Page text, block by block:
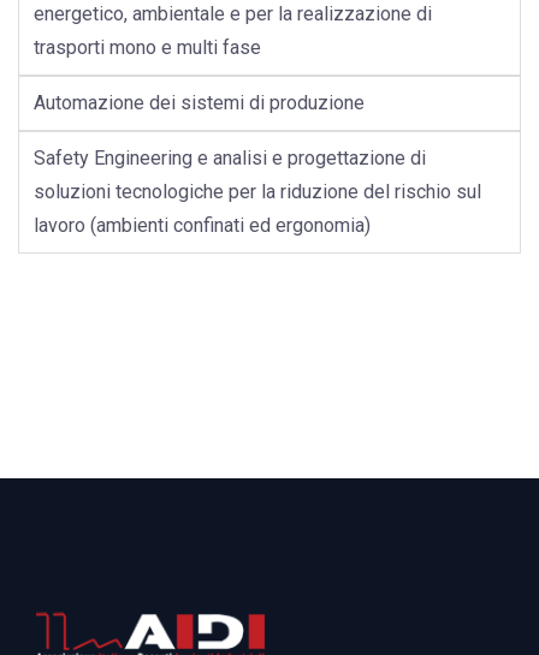
energetico, ambientale e per la realizzazione di
trasporti mono e multi fase
Automazione dei sistemi di produzione
Safety Engineering e analisi e progettazione di
soluzioni tecnologiche per la riduzione del rischio sul
lavoro (ambienti confinati ed ergonomia)